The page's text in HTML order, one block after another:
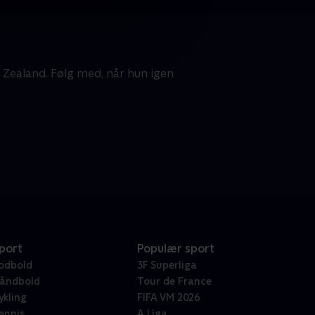
Følg med, når hun igen
Populær sport
3F Superliga
Tour de France
FIFA VM 2026